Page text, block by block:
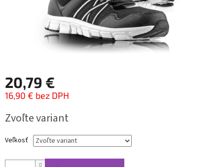
20,79 €
16,90 € bez DPH
cena:
Zvoľte variant
Veľkosť